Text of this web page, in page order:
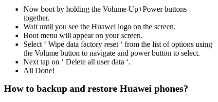
Now boot by holding the Volume Up+Power buttons
together.
Wait until you see the Huawei logo on the screen.
Boot menu will appear on your screen.
Select ‘ Wipe data factory reset ‘ from the list of options using
the Volume button to navigate and power button to select.
Next tap on ‘ Delete all user data ‘.
All Done!
How to backup and restore Huawei phones?